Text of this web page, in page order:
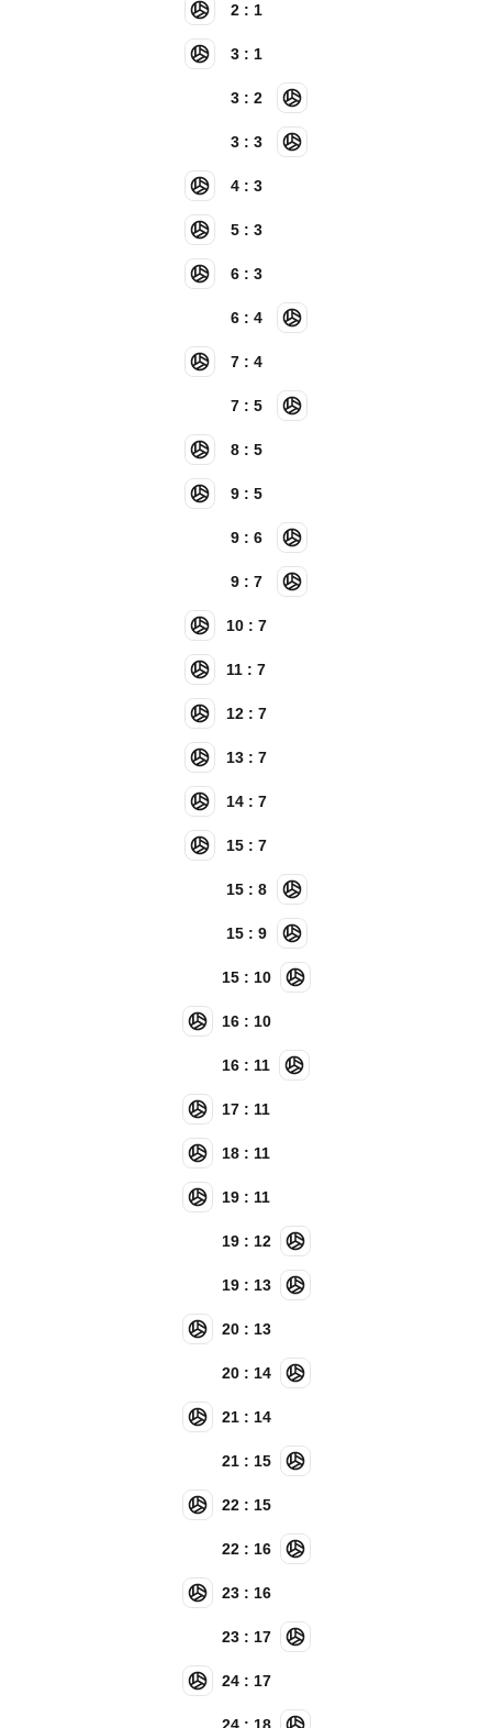
2 : 1
3 : 1
3 : 2
3 : 3
4 : 3
5 : 3
6 : 3
6 : 4
7 : 4
7 : 5
8 : 5
9 : 5
9 : 6
9 : 7
10 : 7
11 : 7
12 : 7
13 : 7
14 : 7
15 : 7
15 : 8
15 : 9
15 : 10
16 : 10
16 : 11
17 : 11
18 : 11
19 : 11
19 : 12
19 : 13
20 : 13
20 : 14
21 : 14
21 : 15
22 : 15
22 : 16
23 : 16
23 : 17
24 : 17